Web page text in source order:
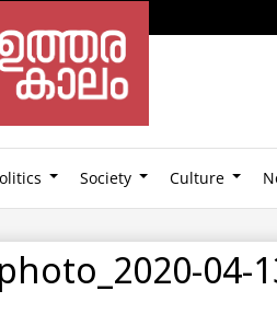
Society Culture
photo_2020-04-